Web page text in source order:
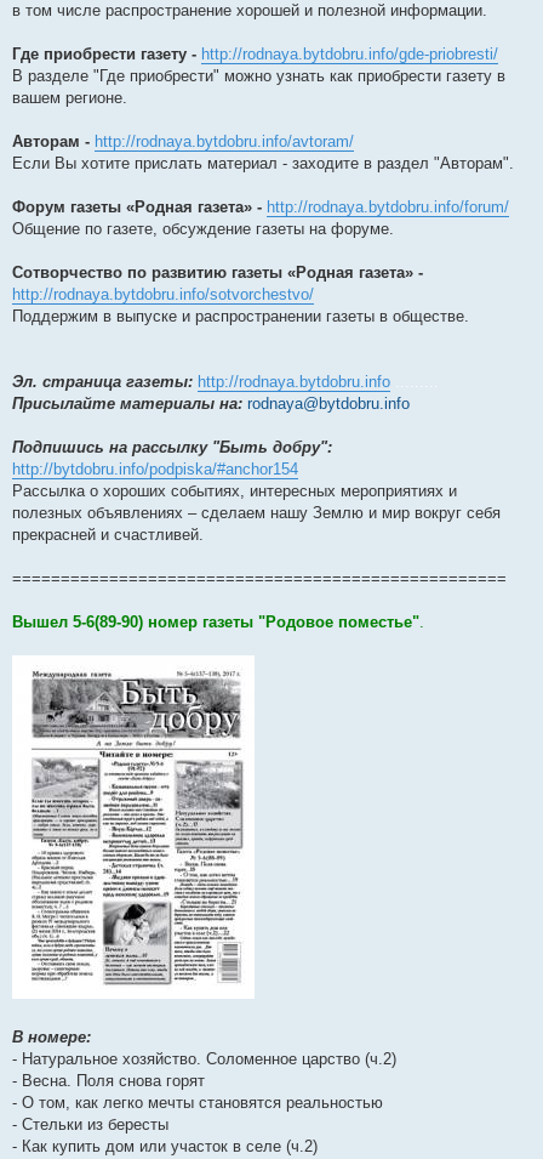
в том числе распространение хорошей и полезной информации.
Где приобрести газету - http://rodnaya.bytdobru.info/gde-priobresti/
В разделе "Где приобрести" можно узнать как приобрести газету в
вашем регионе.
Авторам - http://rodnaya.bytdobru.info/avtoram/
Если Вы хотите прислать материал - заходите в раздел "Авторам".
Форум газеты «Родная газета» - http://rodnaya.bytdobru.info/forum/
Общение по газете, обсуждение газеты на форуме.
Сотворчество по развитию газеты «Родная газета» -
http://rodnaya.bytdobru.info/sotvorchestvo/
Поддержим в выпуске и распространении газеты в обществе.
Эл. страница газеты: http://rodnaya.bytdobru.info .........
Присылайте материалы на: rodnaya@bytdobru.info
Подпишись на рассылку "Быть добру":
http://bytdobru.info/podpiska/#anchor154
Рассылка о хороших событиях, интересных мероприятиях и
полезных объявлениях – сделаем нашу Землю и мир вокруг себя
прекрасней и счастливей.
===================================================
Вышел 5-6(89-90) номер газеты "Родовое поместье".
В номере:
- Натуральное хозяйство. Соломенное царство (ч.2)
- Весна. Поля снова горят
- О том, как легко мечты становятся реальностью
- Стельки из бересты
- Как купить дом или участок в селе (ч.2)